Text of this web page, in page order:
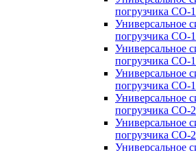
погрузчика CO-
Универсальное
погрузчика CO-
Универсальное
погрузчика CO-
Универсальное
погрузчика CO-
Универсальное
погрузчика CO-
Универсальное
погрузчика CO-
Универсальное